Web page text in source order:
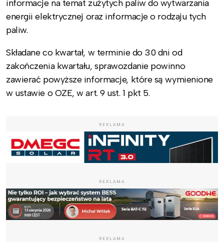
informacje na temat zużytych paliw do wytwarzania
energii elektrycznej oraz informacje o rodzaju tych
paliw.
Składane co kwartał, w terminie do 30 dni od
zakończenia kwartału, sprawozdanie powinno
zawierać powyższe informacje, które są wymienione
w ustawie o OZE, w art. 9 ust. 1 pkt 5.
REKLAMA
REKLAMA
REKLAMA